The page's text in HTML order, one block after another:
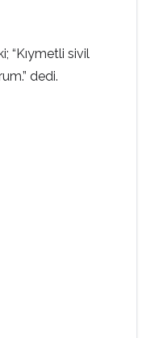
“Kıymetli sivil
dedi.